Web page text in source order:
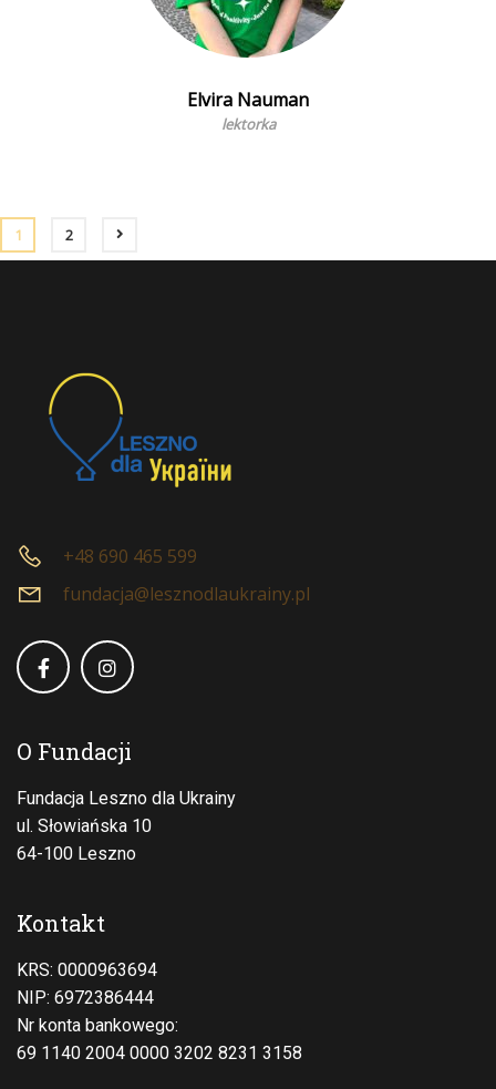
Elvira Nauman
lektorka
1 2
+48 690 465 599
fundacja@lesznodlaukrainy.pl
O Fundacji
Fundacja Leszno dla Ukrainy
ul. Słowiańska 10
64-100 Leszno
Kontakt
KRS: 0000963694
NIP: 6972386444
Nr konta bankowego:
69 1140 2004 0000 3202 8231 3158